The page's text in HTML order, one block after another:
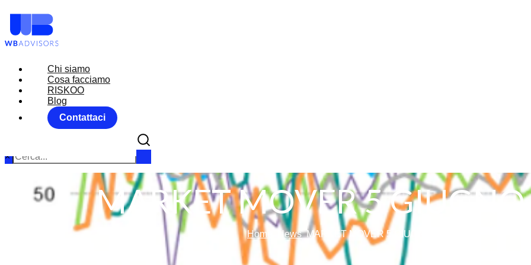
Chi siamo
Cosa facciamo
RISKOO
Blog
Contattaci
Chi siamo
Cosa facciamo
RISKOO
Blog
Contattaci
×
MARKET MOVER 5
Home News MARKET MOVER 5 GIUGNO 2019